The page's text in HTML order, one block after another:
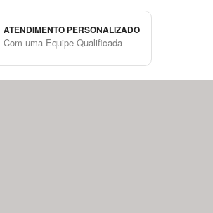
ATENDIMENTO PERSONALIZADO
Com uma Equipe Qualificada